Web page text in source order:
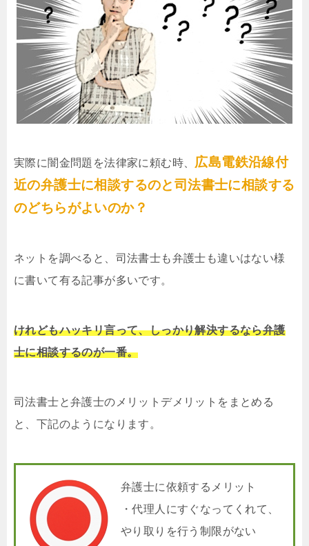
実際に闇金問題を法律家に頼む時、 広島電鉄沿線付
近の弁護士に相談するのと司法書士に相談する
のどちらがよいのか？
ネットを調べると、司法書士も弁護士も違いはない様
に書いて有る記事が多いです。
けれどもハッキリ言って、しっかり解決するなら弁護
士に相談するのが一番。
司法書士と弁護士のメリットデメリットをまとめる
と、下記のようになります。
弁護士に依頼するメリット
・代理人にすぐなってくれて、
やり取りを行う制限がない